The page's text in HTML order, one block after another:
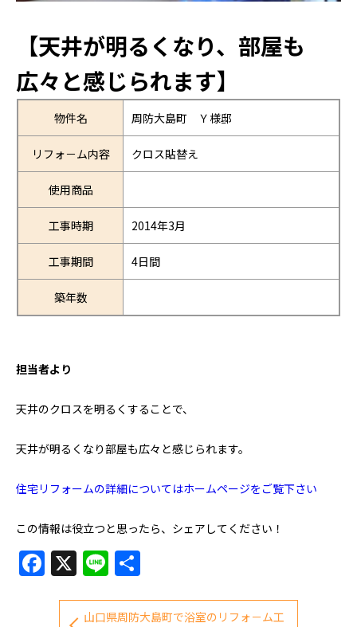
【天井が明るくなり、部屋も
広々と感じられます】
物件名 周防大島町 Ｙ様邸
リフォ－ム内容 クロス貼替え
使用商品
工事時期 2014年3月
工事期間 4日間
築年数
担当者より
天井のクロスを明るくすることで、
天井が明るくなり部屋も広々と感じられます。
住宅リフォームの詳細についてはホームページをご覧下さい
この情報は役立つと思ったら、シェアしてください！
Facebook
X Line
山口県周防大島町で浴室のリフォ－ム工